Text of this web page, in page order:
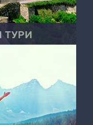
ТУРИ